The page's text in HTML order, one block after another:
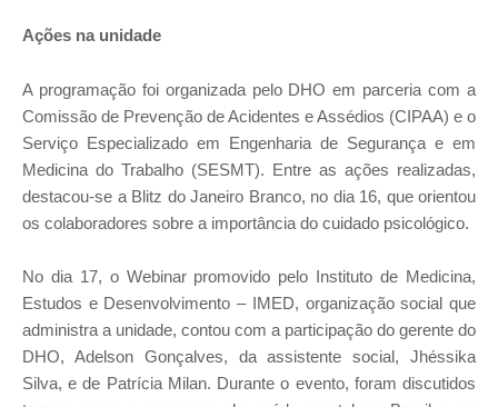
Ações na unidade
A programação foi organizada pelo DHO em parceria com a
Comissão de Prevenção de Acidentes e Assédios (CIPAA) e o
Serviço Especializado em Engenharia de Segurança e em
Medicina do Trabalho (SESMT). Entre as ações realizadas,
destacou-se a Blitz do Janeiro Branco, no dia 16, que orientou
os colaboradores sobre a importância do cuidado psicológico.
No dia 17, o Webinar promovido pelo Instituto de Medicina,
Estudos e Desenvolvimento – IMED, organização social que
administra a unidade, contou com a participação do gerente do
DHO, Adelson Gonçalves, da assistente social, Jhéssika
Silva, e de Patrícia Milan. Durante o evento, foram discutidos